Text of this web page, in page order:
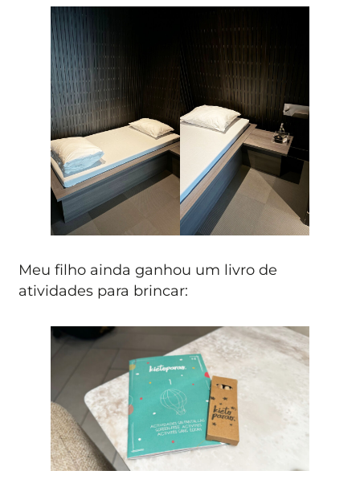
Meu filho ainda ganhou um livro de
atividades para brincar: